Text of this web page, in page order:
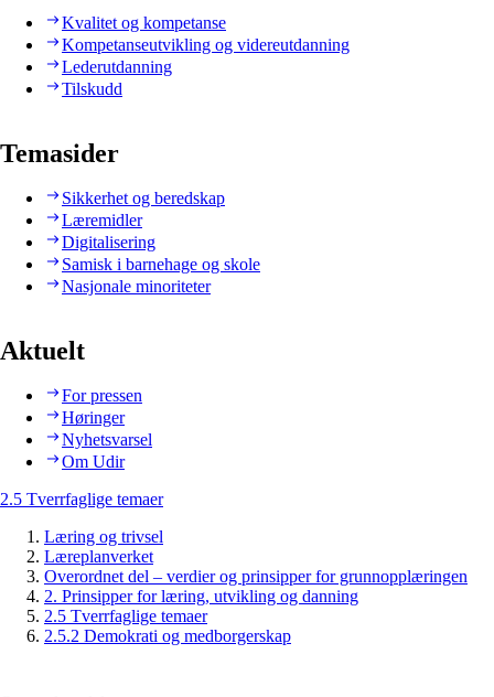
Kvalitet og kompetanse
Kompetanseutvikling og videreutdanning
Lederutdanning
Tilskudd
Temasider
Sikkerhet og beredskap
Læremidler
Digitalisering
Samisk i barnehage og skole
Nasjonale minoriteter
Aktuelt
For pressen
Høringer
Nyhetsvarsel
Om Udir
2.5 Tverrfaglige temaer
Læring og trivsel
Læreplanverket
Overordnet del – verdier og prinsipper for grunnopplæringen
2. Prinsipper for læring, utvikling og danning
2.5 Tverrfaglige temaer
2.5.2 Demokrati og medborgerskap